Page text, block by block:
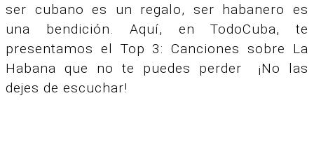
ser cubano es un regalo, ser habanero es
una bendición. Aquí, en TodoCuba, te
presentamos el Top 3: Canciones sobre La
Habana que no te puedes perder ¡No las
dejes de escuchar!